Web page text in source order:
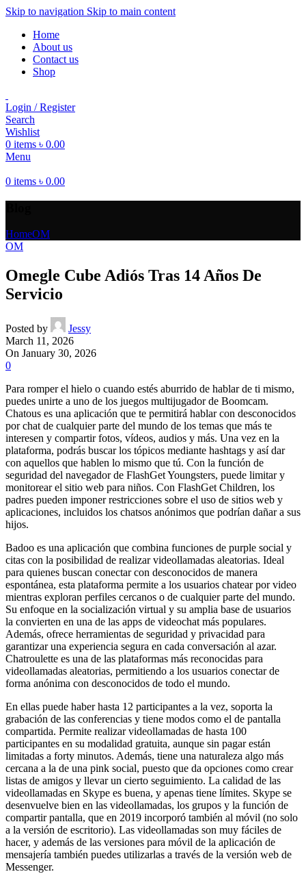
Skip to navigation Skip to main content
Home
About us
Contact us
Shop
Login / Register
Search
Wishlist
0 items ৳ 0.00
Menu
0 items ৳ 0.00
HomeOM
OM
Omegle Cube Adiós Tras 14 Años De
Servicio
Posted by
Jessy
March 11, 2026
On January 30, 2026
0
Para romper el hielo o cuando estés aburrido de hablar de ti mismo,
puedes unirte a uno de los juegos multijugador de Boomcam.
Chatous es una aplicación que te permitirá hablar con desconocidos
por chat de cualquier parte del mundo de los temas que más te
interesen y compartir fotos, vídeos, audios y más. Una vez en la
plataforma, podrás buscar los tópicos mediante hashtags y así dar
con aquellos que hablen lo mismo que tú. Con la función de
seguridad del navegador de FlashGet Youngsters, puede limitar y
monitorear el sitio web para niños. Con FlashGet Children, los
padres pueden imponer restricciones sobre el uso de sitios web y
aplicaciones, incluidos los chatsos anónimos que podrían dañar a sus
hijos.
Badoo es una aplicación que combina funciones de purple social y
citas con la posibilidad de realizar videollamadas aleatorias. Ideal
para quienes buscan conectar con desconocidos de manera
espontánea, esta plataforma permite a los usuarios chatear por video
mientras exploran perfiles cercanos o de cualquier parte del mundo.
Su enfoque en la socialización virtual y su amplia base de usuarios
la convierten en una de las apps de videochat más populares.
Además, ofrece herramientas de seguridad y privacidad para
garantizar una experiencia segura en cada conversación al azar.
Chatroulette es una de las plataformas más reconocidas para
videollamadas aleatorias, permitiendo a los usuarios conectar de
forma anónima con desconocidos de todo el mundo.
En ellas puede haber hasta 12 participantes a la vez, soporta la
grabación de las conferencias y tiene modos como el de pantalla
compartida. Permite realizar videollamadas de hasta 100
participantes en su modalidad gratuita, aunque sin pagar están
limitadas a forty minutos. Además, tiene una naturaleza algo más
cercana a la de una pink social, puesto que da opciones como crear
listas de amigos y llevar un cierto seguimiento. La calidad de las
videollamadas en Skype es buena, y apenas tiene límites. Skype se
desenvuelve bien en las videollamadas, los grupos y la función de
compartir pantalla, que en 2019 incorporó también al móvil (no solo
a la versión de escritorio). Las videollamadas son muy fáciles de
hacer, y además de las versiones para móvil de la aplicación de
mensajería también puedes utilizarlas a través de la versión web de
Messenger.